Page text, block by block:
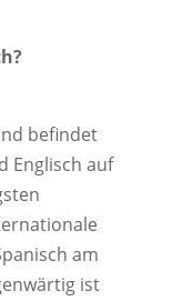
befindet
Englisch auf
am
ist